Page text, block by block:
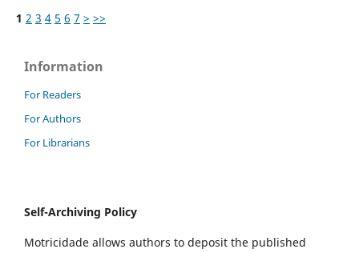
1 2 3 4 5 6 7 > >>
Information
For Readers
For Authors
For Librarians
Self-Archiving Policy
Motricidade allows authors to deposit the published